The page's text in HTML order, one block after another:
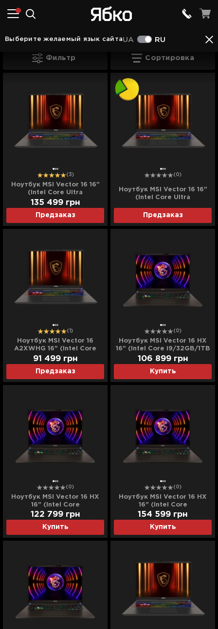
Выберите желаемый язык сайтаUA RU
Ноутбуки в Хусті Ноутбуки MSI в Хусті
Ноутбуки MSI Vector в Хусті
Фильтр Сортировка
(3)
Ноутбук MSI Vector 16 16"
(Intel Core Ultra
7/32GB/1TB (SSD)/RTX
5080) (A2XWIG-059US)
(Standard)
Предзаказ
135 499 грн
(0)
Ноутбук MSI Vector 16 16"
(Intel Core Ultra
5080) (A2XWIG-059US)
Предзаказ
(1)
Ноутбук MSI Vector 16
A2XWHG 16" (Intel Core
Ultra 7/16GB/512GB
(SSD)/RTX 5070)
(A2XWHG-212US)
(Standard)
Предзаказ
91 499 грн
(0)
Ноутбук MSI Vector 16 HX
16" (Intel Core i9/32GB/1TB
(SSD)/RTX 4080) (A13VHG-
464US) (Standard)
Купить
106 899 грн
(0)
Ноутбук MSI Vector 16 HX
16" (Intel Core
i9/32GB/2TB (SSD)/RTX
4080) (A13VHG-46322)
(Standard)
Купить
122 799 грн
(0)
Ноутбук MSI Vector 16 HX
16" (Intel Core
i9/64GB/2TB (SSD)/RTX
4080) (A13VHG-46642)
(Standard)
Купить
154 599 грн